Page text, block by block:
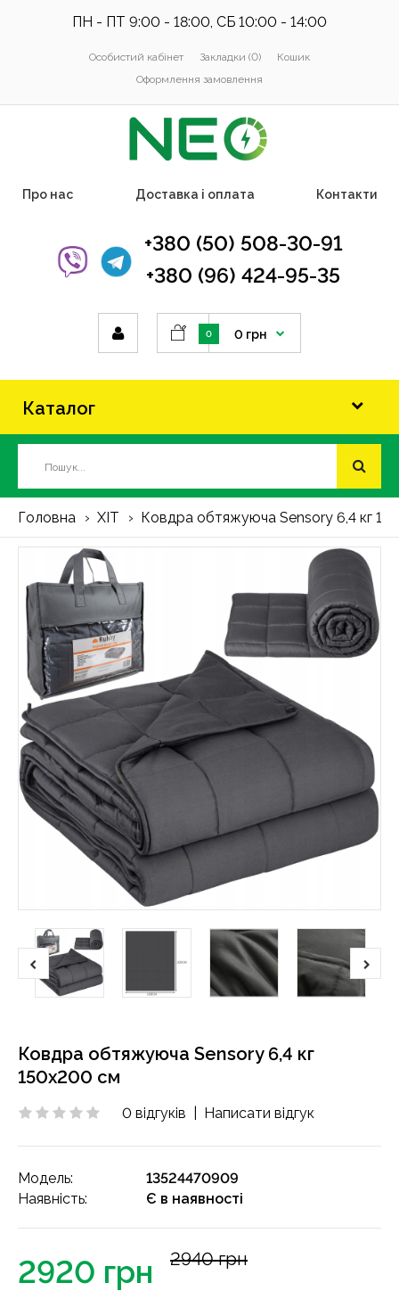
ПН - ПТ 9:00 - 18:00, СБ 10:00 - 14:00
Особистий кабінет Закладки (0)
Кошик
Оформлення замовлення
Про нас Доставка і оплата Контакти
+380 (50) 508-30-91
+380 (96) 424-95-35
0 0 грн
Каталог
Головна ХІТ Ковдра обтяжуюча Sensory 6,4 кг
Ковдра обтяжуюча Sensory 6,4 кг
150x200 см
0 відгуків Написати відгук
Модель:
13524470909
Наявність:
Є в наявності
2920 грн 2940 грн